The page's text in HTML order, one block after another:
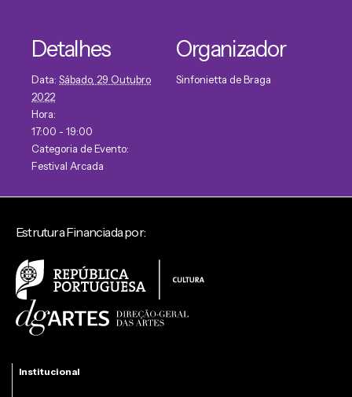
Detalhes
Data: Sábado, 29 Outubro
2022
Hora:
17:00 - 19:00
Categoria de Evento:
Festival Arcada
Organizador
Sinfonietta de Braga
Estrutura Financiada por:
Institucional